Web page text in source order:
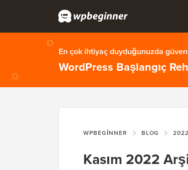
En çok ihtiyaç duyduğunuzda
WordPress Başlangıç
WPBEGINNER BLOG 2022
Kasım 2022